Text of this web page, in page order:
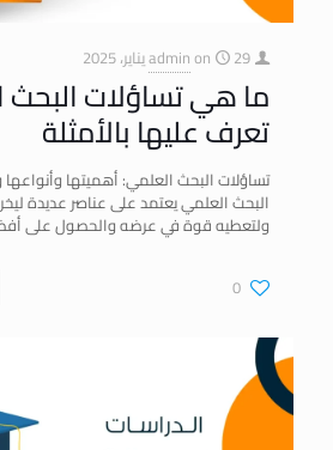
adminon 29 يناير، 2025
ما هي تساؤلات البحث
تعرف عليها بالأمثلة
تساؤلات البحث العلمي: أهميتها
البحث العلمي يعتمد على عناصر عديدة
ولتعطيه قوة في عرضه والحصول على
0